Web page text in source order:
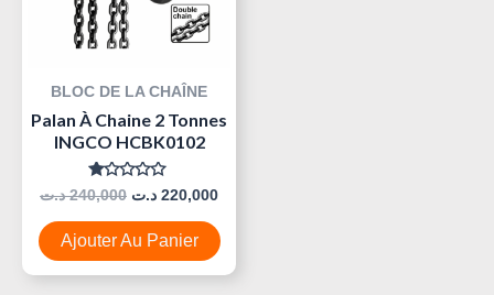
BLOC DE LA CHAÎNE
Palan À Chaine 2 Tonnes
INGCO HCBK0102
Note
0
Sur
5
240,000 د.ت 220,000 د.ت
Ajouter Au Panier